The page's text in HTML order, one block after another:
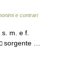
e contrari
m. e f.
sorgente …